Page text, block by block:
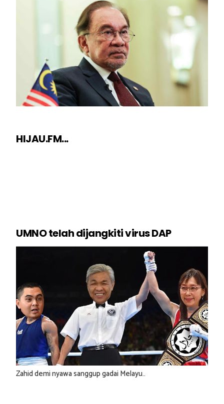
HIJAU.FM...
UMNO telah dijangkiti virus DAP
Zahid demi nyawa sanggup gadai Melayu..